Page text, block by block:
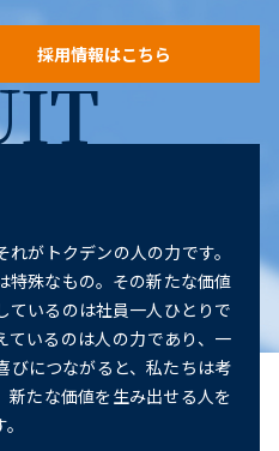
採用情報はこちら
がトクデンの人の力です。
特殊なもの。その新たな価値
ているのは社員一人ひとりで
ているのは人の力であり、一
びにつながると、私たちは考
新たな価値を生み出せる人を